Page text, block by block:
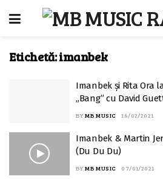
Etichetă:imanbek
Imanbek și Rita Ora
„Bang” cu David
BY MB MUSIC 16/02/2021
Imanbek & Martin
(Du Du Du)
BY MB MUSIC 07/01/2021